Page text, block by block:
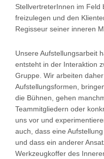
StellvertreterInnen im Feld
freizulegen und den
Regisseur seiner inneren
Unsere Aufstellungsarbeit
entsteht in der Interaktion
Gruppe. Wir arbeiten
Aufstellungsformen,
die Bühnen, gehen
Teammitgliedern oder
uns vor und
auch, dass eine
und dass ein anderer
Werkzeugkoffer des